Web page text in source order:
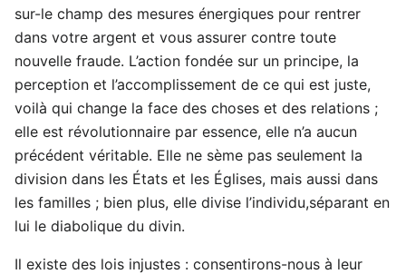
sur-le champ des mesures énergiques pour rentrer
dans votre argent et vous assurer contre toute
nouvelle fraude. L’action fondée sur un principe, la
perception et l’accomplissement de ce qui est juste,
voilà qui change la face des choses et des relations ;
elle est révolutionnaire par essence, elle n’a aucun
précédent véritable. Elle ne sème pas seulement la
division dans les États et les Églises, mais aussi dans
les familles ; bien plus, elle divise l’individu,séparant en
lui le diabolique du divin.
Il existe des lois injustes : consentirons-nous à leur